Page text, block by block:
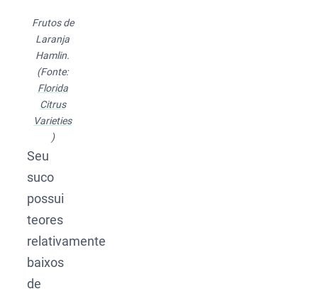
Frutos de
Laranja
Hamlin.
(Fonte:
Florida
Citrus
Varieties
)
Seu
suco
possui
teores
relativamente
baixos
de